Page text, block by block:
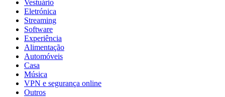
Vestuário
Eletrónica
Streaming
Software
Experiência
Alimentação
Automóveis
Casa
Música
VPN e segurança online
Outros